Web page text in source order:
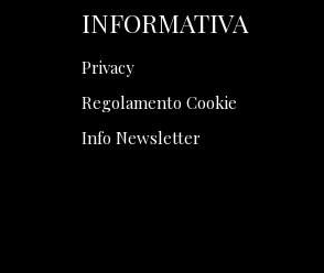
INFORMATIVA
Privacy
Regolamento Cookie
Info Newsletter